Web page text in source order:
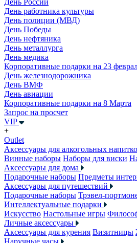
День России
День работника культуры
День полиции (МВД)
День Победы
День нефтяника
День металлурга
День медика
Корпоративные подарки на 23
День железнодорожника
День ВМФ
День авиации
Корпоративные подарки на 8 Марта
Запрос на просчет
VIP
+
Outlet
Аксессуары для алкогольных
Винные наборы Наборы для виски
Аксессуары для дома
Подарочные наборы Предметы
Аксессуары для путешествий
Подарочные наборы Трэвел-
Интеллектуальные подарки
Искусство Настольные игры
Личные аксессуары
Аксессуары для курения Визитницы
Наручные часы